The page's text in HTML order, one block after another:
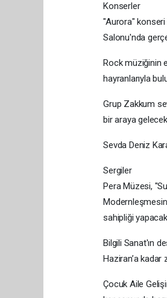
Konserler
"Aurora"
Salonu'nda
Rock müziğinin
hayranlarıyla
Grup Zakkum
bir araya
Sevda Deniz
Sergiler
Pera Müzesi,
sahipliği
Bilgili Sanat'ın
Haziran’a kadar
Çocuk Aile